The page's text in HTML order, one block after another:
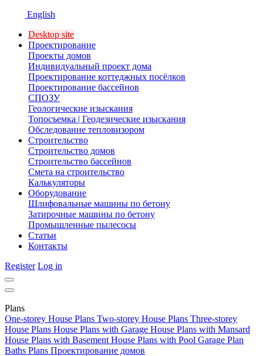
English
Desktop site
Проектирование
Проекты домов
Индивидуальный проект дома
Проектирование коттеджных посёлков
Проектирование бассейнов
СПОЗУ
Геологические изыскания
Топосъемка | Геодезические изыскания
Обследование тепловизором
Строительство
Строительство домов
Строительство бассейнов
Смета на строительство
Калькуляторы
Оборудование
Шлифовальные машины по бетону
Затирочные машины по бетону
Промышленные пылесосы
Статьи
Контакты
Register Log in
Plans
One-storey House Plans Two-storey House Plans Three-storey
House Plans House Plans with Garage House Plans with Mansard
House Plans with Basement House Plans with Pool Garage Plan
Baths Plans Проектирование домов